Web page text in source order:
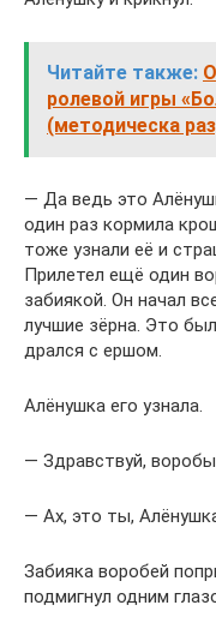
Читайте также:
ролевой игры
(методическа
— Да ведь это
один раз кормила
тоже узнали её и
Прилетел ещё один
забиякой. Он начал
лучшие зёрна. Это
дрался с ершом.
Алёнушка его узнала.
— Здравствуй,
— Ах, это ты,
Забияка воробей
подмигнул одним